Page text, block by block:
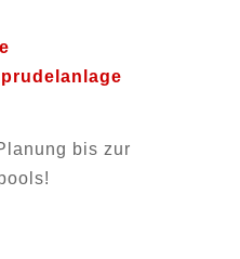
bis zur